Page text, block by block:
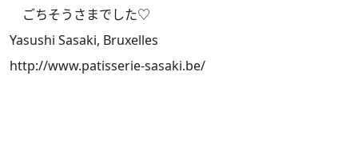
ごちそうさまでした♡
Yasushi Sasaki, Bruxelles
http://www.patisserie-sasaki.be/